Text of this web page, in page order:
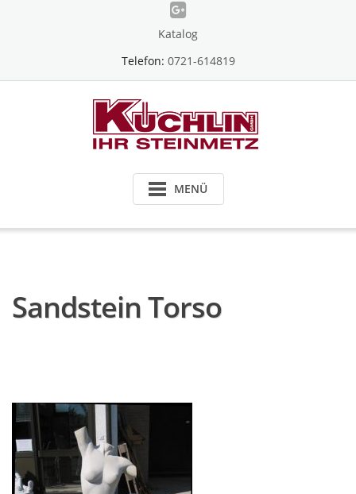
Katalog
Telefon: 0721-614819
MENÜ
Sandstein Torso